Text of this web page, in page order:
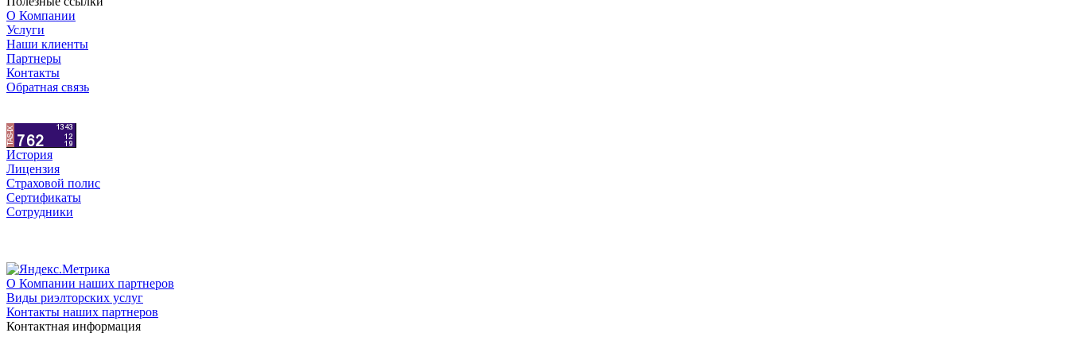
О Компании
Услуги
Наши клиенты
Партнеры
Контакты
Обратная связь
История
Лицензия
Страховой полис
Сертификаты
Сотрудники
О Компании наших партнеров
Виды риэлторских услуг
Контакты наших партнеров
Контактная информация